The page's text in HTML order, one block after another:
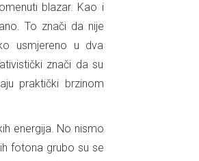
blazar. Kao i
To znači da nije
usmjereno u dva
znači da su
praktički brzinom
energija. No nismo
fotona grubo su se